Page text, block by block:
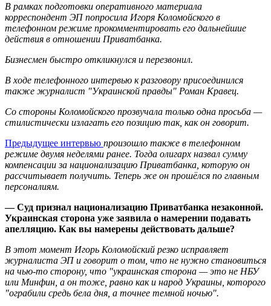
В рамках подготовки оперативного материала
корреспондент ЭП попросила Игоря Коломойского в
телефонном режиме прокомментировать его дальнейшие
действия в отношении Приватбанка.
Бизнесмен быстро откликнулся и перезвонил.
В ходе телефонного интервью к разговору присоединился
также журналист "Украинской правды" Роман Кравец.
Со стороны Коломойского прозвучала только одна просьба —
стилистически излагать его позицию так, как он говорит.
Предыдущее интервью произошло также в телефонном
режиме двумя неделями ранее. Тогда олигарх назвал сумму
компенсации за национализацию Приватбанка, которую он
рассчитывает получить. Теперь же он прошёлся по главным
персоналиям.
—Суд признал национализацию Приватбанка незаконной.
Украинская сторона уже заявила о намерении подавать
апелляцию. Как вы намерены действовать дальше?
В этот момент Игорь Коломойский резко исправляет
журналиста ЭП и говорит о том, что не нужно становиться
на чью-то сторону, что "украинская сторона —это не НБУ
или Минфин, а он тоже, равно как и народ Украины, которого
"ограбили средь бела дня, а точнее темной ночью".